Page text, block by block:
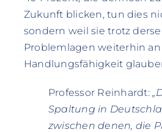
Zukunft blicken, tun dies
sondern weil sie trotz
Problemlagen weiterhin
Handlungsfähigkeit
Professor Reinhardt:
Spaltung in
zwischen denen, die